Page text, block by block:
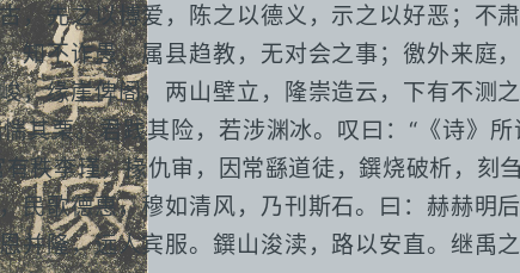
先之以博爱，陈之以德义，示之以好恶；不
知不诈愚，属县趋教，无对会之事；徼外来庭
，缘崖俾阁，两山壁立，隆崇造云，下有不测
栗。君践其险，若涉渊冰。叹曰：“《诗》所
秩李瑾，掾仇审，因常繇道徒，鐉烧破析，刻
民歌德惠，穆如清风，乃刊斯石。曰：赫赫明
并隆，远人宾服。鐉山浚渎，路以安直。继禹